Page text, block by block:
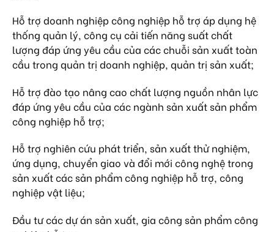
Hỗ trợ doanh nghiệp công nghiệp hỗ trợ áp dụng hệ
thống quản lý, công cụ cải tiến năng suất chất
lượng đáp ứng yêu cầu của các chuỗi sản xuất toàn
cầu trong quản trị doanh nghiệp, quản trị sản xuất;
Hỗ trợ đào tạo nâng cao chất lượng nguồn nhân lực
đáp ứng yêu cầu của các ngành sản xuất sản phẩm
công nghiệp hỗ trợ;
Hỗ trợ nghiên cứu phát triển, sản xuất thử nghiệm,
ứng dụng, chuyển giao và đổi mới công nghệ trong
sản xuất các sản phẩm công nghiệp hỗ trợ, công
nghiệp vật liệu;
Đầu tư các dự án sản xuất, gia công sản phẩm công